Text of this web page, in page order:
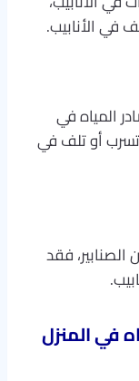
في الأنابيب.
المياه في
تسرب أو تلف في
فقد
في المنزل